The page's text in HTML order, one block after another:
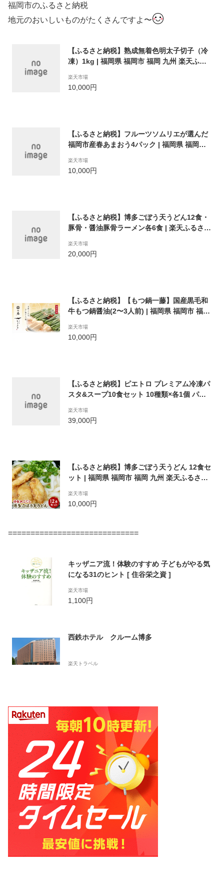
福岡市のふるさと納税
地元のおいしいものがたくさんですよ〜
【ふるさと納税】熟成無着色明太子切子（冷
凍）1kg | 福岡県 福岡市 福岡 九州 楽天ふる
産 名産品 お取り寄せグルメ グルメ お取り寄
せ ご当地グルメ 明太子 めんたいこ 切子 食品
楽天市場
10,000円
【ふるさと納税】フルーツソムリエが選んだ
福岡市産春あまおう4パック | 福岡県 福岡市
取り寄せグルメ 取り寄せ グルメ いちご イチ
ゴ 苺 フルーツ 果物 くだもの あまおう あま
楽天市場
10,000円
【ふるさと納税】博多ごぼう天うどん12食・
豚骨・醤油豚骨ラーメン各6食 | 楽天ふるさと
つラーメン お取り寄せグルメ 博多ラーメン
豚骨ラーメン 食品 あごだし らーめん 食べ比
楽天市場
20,000円
【ふるさと納税】【もつ鍋一藤】国産黒毛和
牛もつ鍋醤油(2〜3人前) | 福岡県 福岡市 福岡
返礼 特産品 名産 名産品 お取り寄せグルメ 取
り寄せ グルメ お取り寄せ ご当地グルメ もつ
楽天市場
10,000円
【ふるさと納税】ピエトロ プレミアム冷凍パ
スタ&スープ10食セット 10種類×各1個 パス
ープ セット 詰め合わせ 食べ比べ 送料無料
楽天市場
39,000円
【ふるさと納税】博多ごぼう天うどん 12食セ
ット | 福岡県 福岡市 福岡 九州 楽天ふるさと
産品 お取り寄せグルメ 取り寄せ グルメ お取
り寄せ ご当地グルメ うどん 博多 食品 食べ物
楽天市場
10,000円
=============================
キッザニア流！体験のすすめ 子どもがやる気
になる31のヒント [ 住谷栄之資 ]
楽天市場
1,100円
西鉄ホテル クルーム博多
楽天トラベル